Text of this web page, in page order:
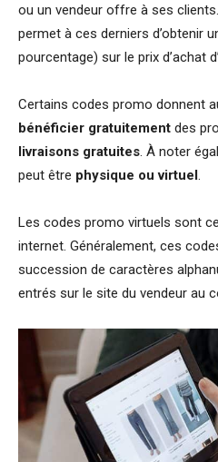
ou un vendeur offre à ses
permet à ces derniers d’obtenir
pourcentage) sur le prix d’achat
Certains codes promo donnent
bénéficier gratuitement des
livraisons gratuites. À noter
peut être physique ou virtuel.
Les codes promo virtuels sont
internet. Généralement, ces
succession de caractères
entrés sur le site du vendeur au